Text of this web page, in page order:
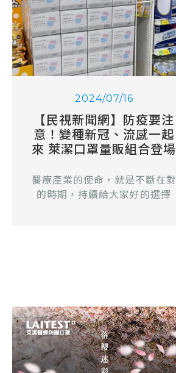
2024/07/16
【民視新聞網】防疫要注
意！變種新冠、流感一起
來 萊潔口罩量販組合登場
醫療產業的使命，就是不斷在對
的時期，持續給大家好的選擇